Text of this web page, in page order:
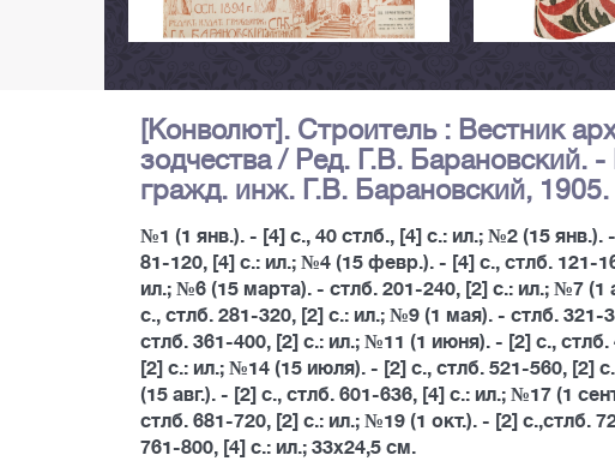
[Конволют]. Строитель : Вестник
зодчества / Ред. Г.В.
гражд. инж. Г.В. Барановский, 1905.
№1 (1 янв.). - [4] с., 40 стлб., [4] с.: ил.; №2 (15
81-120, [4] с.: ил.; №4 (15 февр.). - [4] с., стлб. 121-
ил.; №6 (15 марта). - стлб. 201-240, [2] с.: ил.; №7 (1
с., стлб. 281-320, [2] с.: ил.; №9 (1 мая). - стлб.
стлб. 361-400, [2] с.: ил.; №11 (1 июня). - [2] с.,
[2] с.: ил.; №14 (15 июля). - [2] с., стлб. 521-560, [2]
(15 авг.). - [2] с., стлб. 601-636, [4] с.: ил.; №17 (1
стлб. 681-720, [2] с.: ил.; №19 (1 окт.). - [2] с.,стлб.
761-800, [4] с.: ил.; 33х24,5 см.